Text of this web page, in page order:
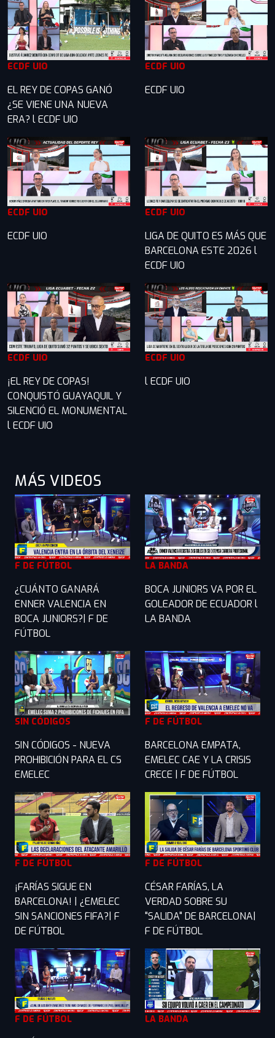
ECDF UIO
EL REY DE COPAS GANÓ
¿SE VIENE UNA NUEVA
ERA? l ECDF UIO
ECDF UIO
ECDF UIO
ECDF UIO
ECDF UIO
ECDF UIO
LIGA DE QUITO ES MÁS QUE
BARCELONA ESTE 2026 l
ECDF UIO
ECDF UIO
¡EL REY DE COPAS!
CONQUISTÓ GUAYAQUIL Y
SILENCIÓ EL MONUMENTAL
l ECDF UIO
ECDF UIO
l ECDF UIO
MÁS VIDEOS
F DE FÚTBOL
¿CUÁNTO GANARÁ
ENNER VALENCIA EN
BOCA JUNIORS?| F DE
FÚTBOL
LA BANDA
BOCA JUNIORS VA POR EL
GOLEADOR DE ECUADOR l
LA BANDA
SIN CÓDIGOS
SIN CÓDIGOS - NUEVA
PROHIBICIÓN PARA EL CS
EMELEC
F DE FÚTBOL
BARCELONA EMPATA,
EMELEC CAE Y LA CRISIS
CRECE | F DE FÚTBOL
F DE FÚTBOL
¡FARÍAS SIGUE EN
BARCELONA! | ¿EMELEC
SIN SANCIONES FIFA?| F
DE FÚTBOL
F DE FÚTBOL
CÉSAR FARÍAS, LA
VERDAD SOBRE SU
"SALIDA" DE BARCELONA|
F DE FÚTBOL
F DE FÚTBOL LA BANDA